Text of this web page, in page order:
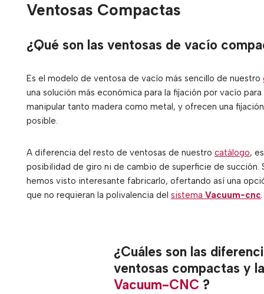
Ventosas Compactas
¿Qué son las ventosas de vacío
Es el modelo de ventosa de vacío más sencillo de nuestro
una solución más económica para la fijación por vacío
manipular tanto madera como metal, y ofrecen una
posible.
A diferencia del resto de ventosas de nuestro catálogo,
posibilidad de giro ni de cambio de superficie de succión.
hemos visto interesante fabricarlo, ofertando así una
que no requieran la polivalencia del sistema Vacuum-cnc.
¿Cuáles son las
ventosas compactas y
Vacuum-CNC ?